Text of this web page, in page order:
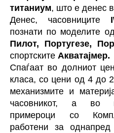
титаниум, што е денес
Денес, часовниците
познати по моделите
Пилот, Португезе,
спортските Акватајмер.
Спаѓаат во долниот
класа, со цени од 4 до
механизмите и
часовникот, а во
примероци со
работени за